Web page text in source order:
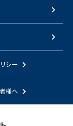
シー
様へ